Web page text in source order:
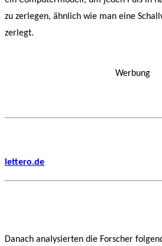
zu zerlegen, ähnlich wie man eine
zerlegt.
Werbung
lettero.de
Danach analysierten die Forscher